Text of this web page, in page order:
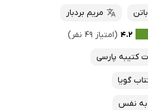
مریم بردبار
۴.۲ (امتیاز ۴۹ نفر)
کتیبه پارسی
گویا
به نفس